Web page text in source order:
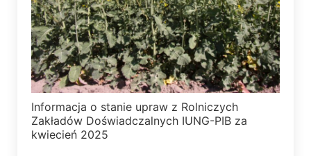
Informacja o stanie upraw z Rolniczych
Zakładów Doświadczalnych IUNG-PIB za
kwiecień 2025